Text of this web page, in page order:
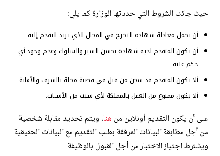
حيث جائت الشروط التي حددتها الوزارة كما يلي:
أن يحمل معادلة شهادة التخرج في المجال الذي يريد التقدم إليه.
أن يكون المتقدم لديه شهادة بحسن السير والسلوك وعدم وجود أي
حكم عليه.
ألا يكون المتقدم قد سجن من قبل في قضية مخلة بالشرف والأمانة.
ألا يكون ممنوع من العمل بالمملكة لأي سبب من الأسباب.
على أن يكون التقديم أونلاين من هنا، ويتم تحديد مقابلة شخصية
من أجل مطابقة البيانات المرفقة بطلب التقديم مع البيانات الحقيقية
ويشترط اجتياز الاختبار من أجل القبول بالوظيفة.